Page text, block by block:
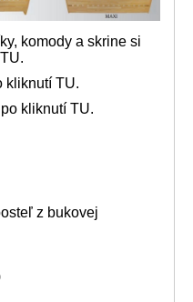
komody a skrine si
kliknutí TU.
kliknutí TU.
z bukovej